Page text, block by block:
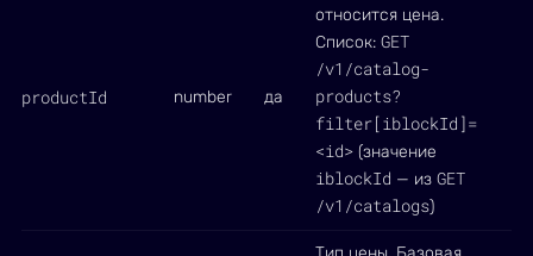
productId number да
относится цена.
Список: GET
/v1/catalog-
products?
filter[iblockId]=
<id> (значение
iblockId — из GET
/v1/catalogs)